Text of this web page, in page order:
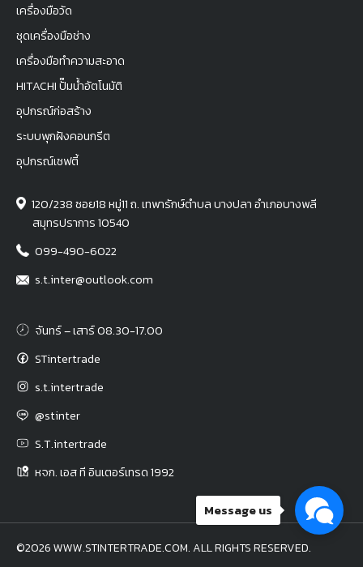
เครื่องมือวัด
ชุดเครื่องมือช่าง
เครื่องมือทำความสะอาด
HITACHI ปั๊มน้ำอัตโนมัติ
อุปกรณ์ก่อสร้าง
ระบบพุกฝังคอนกรีต
อุปกรณ์เซฟตี้
120/238 ซอย18 หมู่11 ถ. เทพารักษ์ตำบล บางปลา อำเภอบางพลี
สมุทรปราการ 10540
099-490-6022
s.t.inter@outlook.com
จันทร์ – เสาร์ 08.30-17.00
STintertrade
s.t.intertrade
@stinter
S.T.intertrade
หจก. เอส ที อินเตอร์เทรด 1992
©2026 WWW.STINTERTRADE.COM. ALL RIGHTS RESERVED.
Message us